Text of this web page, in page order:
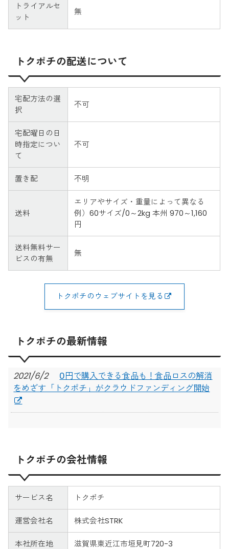
トライアルセ
ット
無
トクポチの配送について
宅配方法の選
択
不可
宅配曜日の日
時指定につい
て
不可
置き配 不明
送料
エリアやサイズ・重量によって異なる
例）60サイズ/0～2kg 本州 970～1,160
円
送料無料サー
ビスの有無
無
トクポチのウェブサイトを見る
トクポチの最新情報
2021/6/2
0円で購入できる食品も！食品ロスの解消
をめざす「トクポチ」がクラウドファンディング開始
トクポチの会社情報
サービス名 トクポチ
運営会社名 株式会社STRK
本社所在地 滋賀県東近江市垣見町720-3